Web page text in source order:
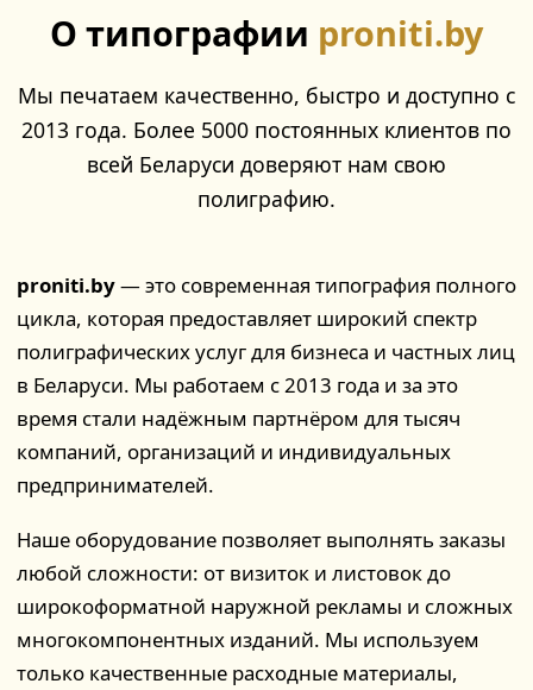
О типографии proniti.by
Мы печатаем качественно, быстро и доступно с
2013 года. Более 5000 постоянных клиентов по
всей Беларуси доверяют нам свою
полиграфию.
proniti.by— это современная типография полного
цикла, которая предоставляет широкий спектр
полиграфических услуг для бизнеса и частных лиц
в Беларуси. Мы работаем с 2013 года и за это
время стали надёжным партнёром для тысяч
компаний, организаций и индивидуальных
предпринимателей.
Наше оборудование позволяет выполнять заказы
любой сложности: от визиток и листовок до
широкоформатной наружной рекламы и сложных
многокомпонентных изданий. Мы используем
только качественные расходные материалы,